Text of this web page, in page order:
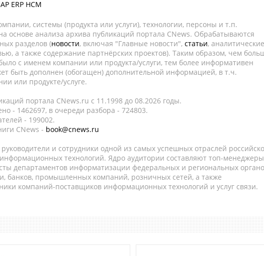
ERP HCM
системы (продукта или услуги), технологии, персоны и т.п.
основе анализа архива публикаций портала CNews. Обрабатываются
разделов (новости, включая "Главные новости", статьи, аналитические
а также содержание партнёрских проектов). Таким образом, чем
с именем компании или продукта/услуги, тем более информативен
быть дополнен (обогащен) дополнительной информацией, в т.ч.
или продукте/услуге.
портала CNews.ru c 11.1998 до 08.2026 годы.
- 1462697, в очереди разбора - 724803.
- 199002.
CNews - book@cnews.ru
и сотрудники одной из самых успешных отраслей
технологий. Ядро аудитории составляют топ-
департаментов информатизации федеральных и региональных
банков, промышленных компаний, розничных сетей, а также
компаний-поставщиков информационных технологий и услуг связи.